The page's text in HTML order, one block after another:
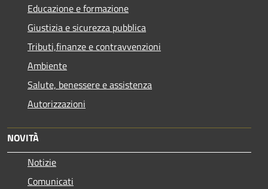
Educazione e formazione
Giustizia e sicurezza pubblica
Tributi,finanze e contravvenzioni
Ambiente
Salute, benessere e assistenza
Autorizzazioni
NOVITÀ
Notizie
Comunicati